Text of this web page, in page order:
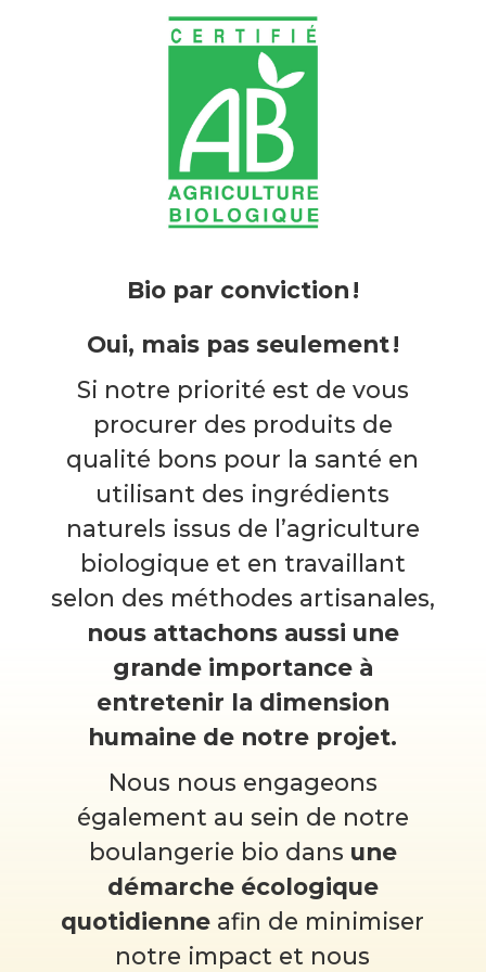
Bio par conviction !
Oui, mais pas seulement !
Si notre priorité est de vous
procurer des produits de
qualité bons pour la santé en
utilisant des ingrédients
naturels issus de l’agriculture
biologique et en travaillant
selon des méthodes artisanales,
nous attachons aussi une
grande importance à
entretenir la dimension
humaine de notre projet.
Nous nous engageons
également au sein de notre
boulangerie bio dans une
démarche écologique
quotidienne afin de minimiser
notre impact et nous